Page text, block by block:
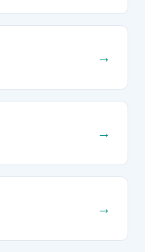
→
→
→